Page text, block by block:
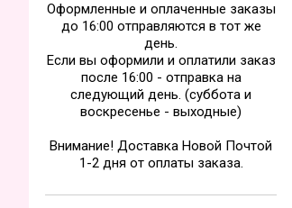
Оформленные и оплаченные заказы
до 16:00 отправляются в тот же
день.
Если вы оформили и оплатили заказ
после 16:00 - отправка на
следующий день. (суббота и
воскресенье - выходные)
Внимание! Доставка Новой Почтой
1-2 дня от оплаты заказа.